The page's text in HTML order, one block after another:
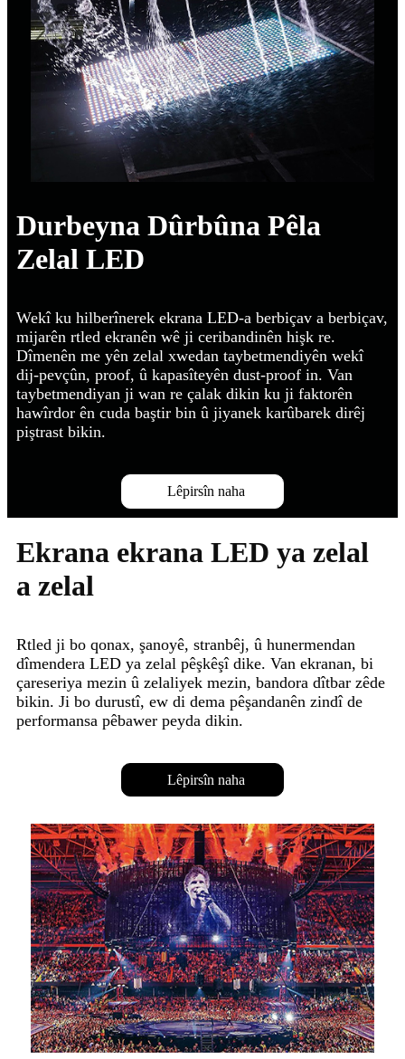
Durbeyna Dûrbûna Pêla
Zelal LED
Wekî ku hilberînerek ekrana LED-a berbiçav a berbiçav,
mijarên rtled ekranên wê ji ceribandinên hişk re.
Dîmenên me yên zelal xwedan taybetmendiyên wekî
dij-pevçûn, proof, û kapasîteyên dust-proof in. Van
taybetmendiyan ji wan re çalak dikin ku ji faktorên
hawîrdor ên cuda baştir bin û jiyanek karûbarek dirêj
piştrast bikin.
Lêpirsîn naha
Ekrana ekrana LED ya zelal
a zelal
Rtled ji bo qonax, şanoyê, stranbêj, û hunermendan
dîmendera LED ya zelal pêşkêşî dike. Van ekranan, bi
çareseriya mezin û zelaliyek mezin, bandora dîtbar zêde
bikin. Ji bo durustî, ew di dema pêşandanên zindî de
performansa pêbawer peyda dikin.
Lêpirsîn naha